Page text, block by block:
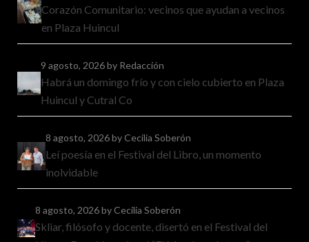
Corazón Comunitario: vecinos que ayudan a vecinos
en Plaza Huincul
9 agosto, 2026by Redacción
Habrá un domingo frío y con cielo cubierto en Plaza
Huincul y Cutral Co
8 agosto, 2026by Cecilia Soberón
Leí poesía en el Festival del Libro, un momento
inolvidable
8 agosto, 2026by Cecilia Soberón
Skliar, filósofo y docente, disertó en el Festival del